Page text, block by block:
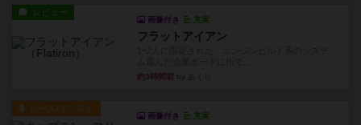
レビュー
画像付き 充実
フラットアイアン
約3時間前
ルール/インスト
画像付き 充実